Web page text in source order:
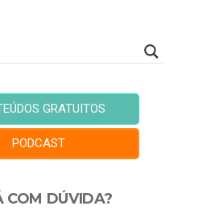
GRATUITOS
PODCAST
COM DÚVIDA?